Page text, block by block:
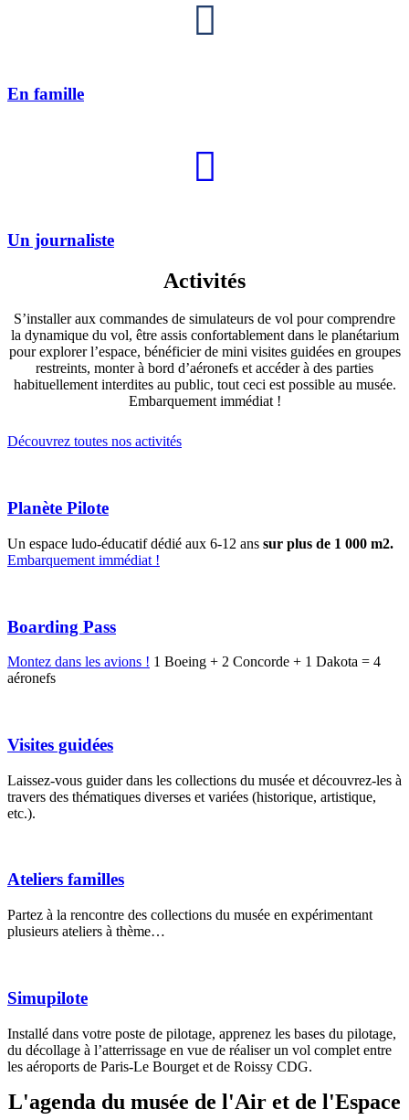
En famille
Un journaliste
Activités
S’installer aux commandes de simulateurs de vol pour comprendre
la dynamique du vol, être assis confortablement dans le planétarium
pour explorer l’espace, bénéficier de mini visites guidées en groupes
restreints, monter à bord d’aéronefs et accéder à des parties
habituellement interdites au public, tout ceci est possible au musée.
Embarquement immédiat !
Découvrez toutes nos activités
Planète Pilote
Un espace ludo-éducatif dédié aux 6-12 ans sur plus de 1 000 m2.
Embarquement immédiat !
Boarding Pass
Montez dans les avions ! 1 Boeing + 2 Concorde + 1 Dakota = 4
aéronefs
Visites guidées
Laissez-vous guider dans les collections du musée et découvrez-les à
travers des thématiques diverses et variées (historique, artistique,
etc.).
Ateliers familles
Partez à la rencontre des collections du musée en expérimentant
plusieurs ateliers à thème…
Simupilote
Installé dans votre poste de pilotage, apprenez les bases du pilotage,
du décollage à l’atterrissage en vue de réaliser un vol complet entre
les aéroports de Paris-Le Bourget et de Roissy CDG.
L'agenda du musée de l'Air et de l'Espace